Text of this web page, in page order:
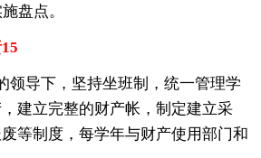
盘点。
领导下，坚持坐班制，统一管理学
建立完整的财产帐，制定建立采
等制度，每学年与财产使用部门和